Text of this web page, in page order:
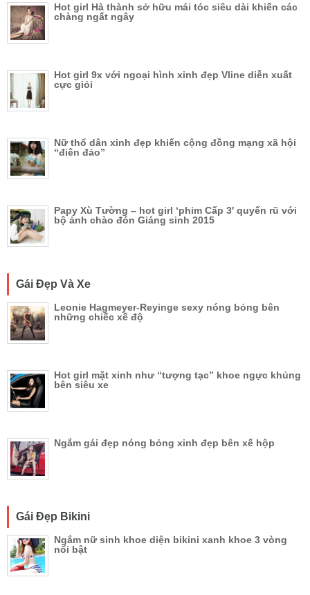
Hot girl Hà thành sở hữu mái tóc siêu dài khiến các
chàng ngất ngây
Hot girl 9x với ngoại hình xinh đẹp Vline diễn xuất
cực giỏi
Nữ thổ dân xinh đẹp khiến cộng đồng mạng xã hội
“điên đảo”
Papy Xù Tường – hot girl ‘phim Cấp 3′ quyến rũ với
bộ ảnh chào đón Giáng sinh 2015
Gái Đẹp Và Xe
Leonie Hagmeyer-Reyinge sexy nóng bỏng bên
những chiếc xế độ
Hot girl mặt xinh như “tượng tạc” khoe ngực khủng
bên siêu xe
Ngắm gái đẹp nóng bỏng xinh đẹp bên xế hộp
Gái Đẹp Bikini
Ngắm nữ sinh khoe diện bikini xanh khoe 3 vòng
nổi bật